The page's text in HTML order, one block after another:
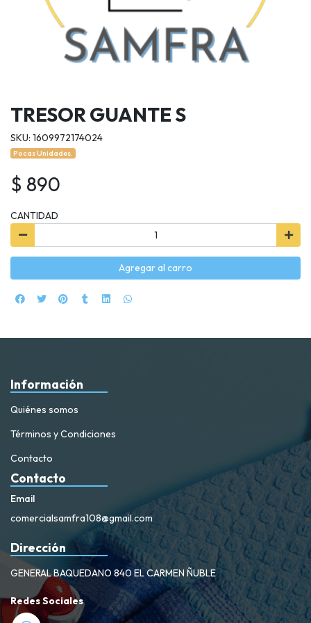
TRESOR GUANTE S
SKU: 1609972174024
Pocas Unidades.
$ 890
CANTIDAD
Agregar al carro
Información
Quiénes somos
Términos y Condiciones
Contacto
Contacto
Email
comercialsamfra108@gmail.com
Dirección
GENERAL BAQUEDANO 840 EL CARMEN ÑUBLE
Redes Sociales